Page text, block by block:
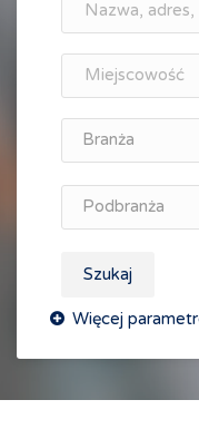
Branża
Podbranża
Szukaj